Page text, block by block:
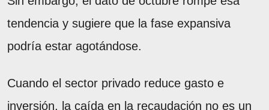
tendencia y sugiere que la fase expansiva
podría estar agotándose.
Cuando el sector privado reduce gasto e
inversión, la caída en la recaudación no es un